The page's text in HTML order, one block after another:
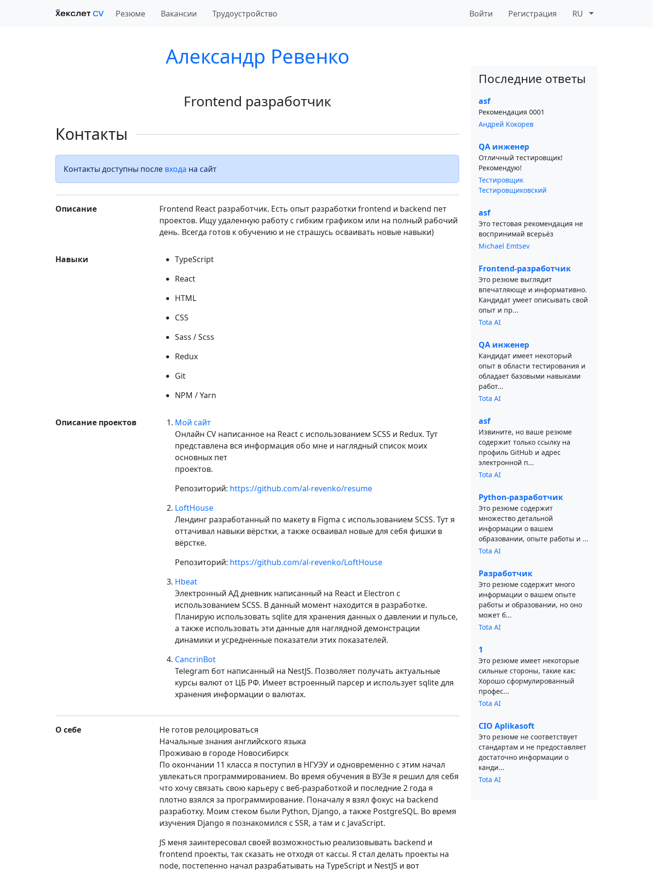
Резюме Вакансии Трудоустройство Войти Регистрация RU
Александр Ревенко
Frontend разработчик
Контакты
Контакты доступны после входа на сайт
Описание
Frontend React разработчик. Есть опыт разработки frontend и backend пет
проектов. Ищу удаленную работу с гибким графиком или на полный рабочий
день. Всегда готов к обучению и не страшусь осваивать новые навыки)
Навыки
TypeScript
React
HTML
CSS
Sass / Scss
Redux
Git
NPM / Yarn
Описание проектов
Мой сайт
Онлайн CV написанное на React с использованием SCSS и Redux. Тут
представлена вся информация обо мне и наглядный список моих
основных пет
проектов.
Репозиторий: https://github.com/al-revenko/resume
LoftHouse
Лендинг разработанный по макету в Figma с использованием SCSS. Тут я
оттачивал навыки вёрстки, а также осваивал новые для себя фишки в
вёрстке.
Репозиторий: https://github.com/al-revenko/LoftHouse
Hbeat
Электронный АД дневник написанный на React и Electron с
использованием SCSS. В данный момент находится в разработке.
Планирую использовать sqlite для хранения данных о давлении и пульсе,
а также использовать эти данные для наглядной демонстрации
динамики и усредненные показатели этих показателей.
CancrinBot
Telegram бот написанный на NestJS. Позволяет получать актуальные
курсы валют от ЦБ РФ. Имеет встроенный парсер и использует sqlite для
хранения информации о валютах.
О себе
Не готов релоцироваться
Начальные знания английского языка
Проживаю в городе Новосибирск
По окончании 11 класса я поступил в НГУЭУ и одновременно с этим начал
увлекаться программированием. Во время обучения в ВУЗе я решил для себя
что хочу связать свою карьеру с веб-разработкой и последние 2 года я
плотно взялся за программирование. Поначалу я взял фокус на backend
разработку. Моим стеком были Python, Django, а также PostgreSQL. Во время
изучения Django я познакомился с SSR, а там и с JavaScript.
JS меня заинтересовал своей возможностью реализовывать backend и
frontend проекты, так сказать не отходя от кассы. Я стал делать проекты на
node, постепенно начал разрабатывать на TypeScript и NestJS и вот
Последние ответы
asf
Рекомендация 0001
Андрей Кокорев
QA инженер
Отличный тестировщик!
Рекомендую!
Тестировщик
Тестировщиковский
asf
Это тестовая рекомендация не
воспринимай всерьёз
Michael Emtsev
Frontend-разработчик
Это резюме выглядит
впечатляюще и информативно.
Кандидат умеет описывать свой
опыт и пр...
Tota AI
QA инженер
Кандидат имеет некоторый
опыт в области тестирования и
обладает базовыми навыками
работ...
Tota AI
asf
Извините, но ваше резюме
содержит только ссылку на
профиль GitHub и адрес
электронной п...
Tota AI
Python-разработчик
Это резюме содержит
множество детальной
информации о вашем
образовании, опыте работы и ...
Tota AI
Разработчик
Это резюме содержит много
информации о вашем опыте
работы и образовании, но оно
может б...
Tota AI
1
Это резюме имеет некоторые
сильные стороны, такие как:
Хорошо сформулированный
профес...
Tota AI
CIO Aplikasoft
Это резюме не соответствует
стандартам и не предоставляет
достаточно информации о
канди...
Tota AI